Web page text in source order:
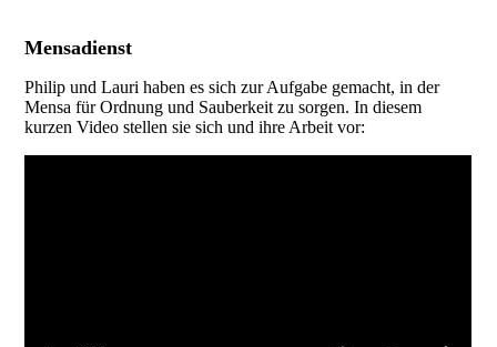
Mensadienst
Philip und Lauri haben es sich zur Aufgabe gemacht, in der
Mensa für Ordnung und Sauberkeit zu sorgen. In diesem
kurzen Video stellen sie sich und ihre Arbeit vor: